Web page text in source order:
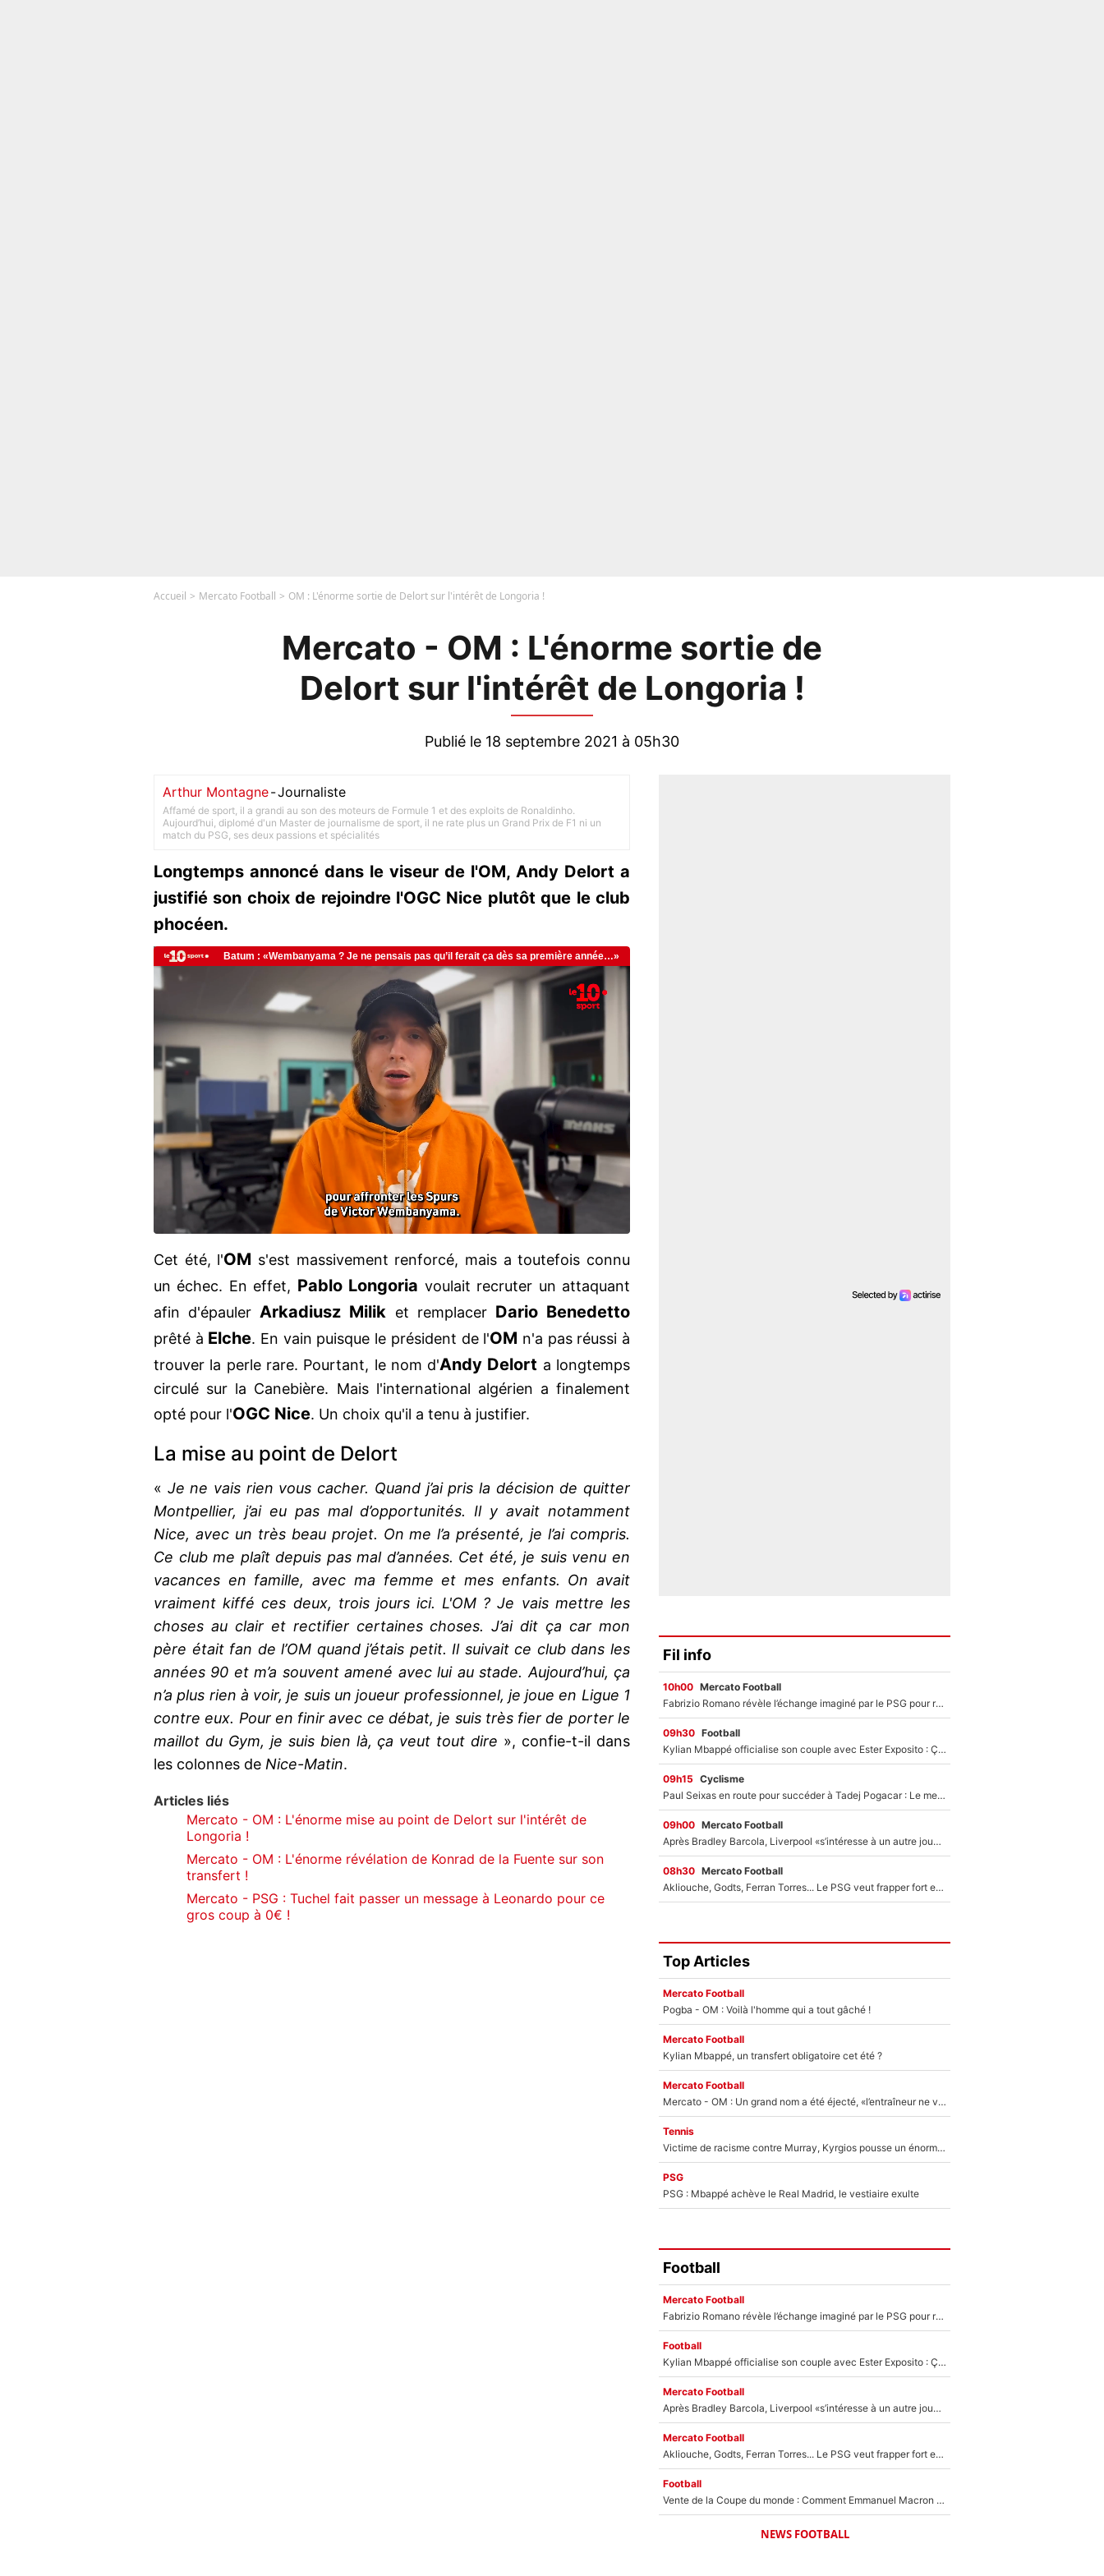
Accueil Mercato Football OM : L'énorme sortie de Delort sur l'intérêt de Longoria !
Mercato - OM : L'énorme sortie de
Delort sur l'intérêt de Longoria !
Publié le 18 septembre 2021 à 05h30
Arthur Montagne-Journaliste
Affamé de sport, il a grandi au son des moteurs de Formule 1 et des exploits de Ronaldinho.
Aujourd’hui, diplomé d'un Master de journalisme de sport, il ne rate plus un Grand Prix de F1 ni un
match du PSG, ses deux passions et spécialités
Longtemps annoncé dans le viseur de l'OM, Andy Delort a
justifié son choix de rejoindre l'OGC Nice plutôt que le club
phocéen.
Cet été, l'OM s'est massivement renforcé, mais a toutefois connu
un échec. En effet, Pablo Longoria voulait recruter un attaquant
afin d'épaulerArkadiusz Milik et remplacer Dario Benedetto
prêté à Elche. En vain puisque le président de l'OM n'a pas réussi à
trouver la perle rare. Pourtant, le nom d'Andy Delort a longtemps
circulé sur la Canebière. Mais l'international algérien a finalement
opté pour l'OGC Nice. Un choix qu'il a tenu à justifier.
La mise au point de Delort
« Je ne vais rien vous cacher. Quand j’ai pris la décision de quitter
Montpellier, j’ai eu pas mal d’opportunités. Il y avait notamment
Nice, avec un très beau projet. On me l’a présenté, je l’ai compris.
Ce club me plaît depuis pas mal d’années. Cet été, je suis venu en
vacances en famille, avec ma femme et mes enfants. On avait
vraiment kiffé ces deux, trois jours ici. L'OM ? Je vais mettre les
choses au clair et rectifier certaines choses. J’ai dit ça car mon
père était fan de l’OM quand j’étais petit. Il suivait ce club dans les
années 90 et m’a souvent amené avec lui au stade. Aujourd’hui, ça
n’a plus rien à voir, je suis un joueur professionnel, je joue en Ligue 1
contre eux. Pour en finir avec ce débat, je suis très fier de porter le
maillot du Gym, je suis bien là, ça veut tout dire », confie-t-il dans
les colonnes de Nice-Matin.
Articles liés
Mercato - OM : L'énorme mise au point de Delort sur l'intérêt de
Longoria !
Mercato - OM : L'énorme révélation de Konrad de la Fuente sur son
transfert !
Mercato - PSG : Tuchel fait passer un message à Leonardo pour ce
gros coup à 0€ !
Fil info
10h00 Mercato Football
Fabrizio Romano révèle l’échange imaginé par le PSG pour recruter Yan Diomandé : «L'accord a échoué car il a décidé de rejoindre le Real Madrid»
09h30 Football
Kylian Mbappé officialise son couple avec Ester Exposito : Ça fait réagir Achraf Hakimi et Ousmane Dembélé (et c’est drôle)
09h15 Cyclisme
Paul Seixas en route pour succéder à Tadej Pogacar : Le meilleur est annoncé pour l’avenir de la pépite française
09h00 Mercato Football
Après Bradley Barcola, Liverpool «s’intéresse à un autre joueur du PSG» : Fabrizio Romano donne le nom du Parisien qui pourrait le suivre chez les Reds !
08h30 Mercato Football
Akliouche, Godts, Ferran Torres... Le PSG veut frapper fort et prépare un mercato à plus de 190M€ pour régaler Luis Enrique cet été !
Top Articles
Mercato Football
Pogba - OM : Voilà l'homme qui a tout gâché !
Mercato Football
Kylian Mbappé, un transfert obligatoire cet été ?
Mercato Football
Mercato - OM : Un grand nom a été éjecté, «l’entraîneur ne voulait pas me conserver»
Tennis
Victime de racisme contre Murray, Kyrgios pousse un énorme coup de gueule !
PSG
PSG : Mbappé achève le Real Madrid, le vestiaire exulte
Football
Mercato Football
Fabrizio Romano révèle l’échange imaginé par le PSG pour recruter Yan Diomandé : «L'accord a échoué car il a décidé de rejoindre le Real Madrid»
Football
Kylian Mbappé officialise son couple avec Ester Exposito : Ça fait réagir Achraf Hakimi et Ousmane Dembélé (et c’est drôle)
Mercato Football
Après Bradley Barcola, Liverpool «s’intéresse à un autre joueur du PSG» : Fabrizio Romano donne le nom du Parisien qui pourrait le suivre chez les Reds !
Mercato Football
Akliouche, Godts, Ferran Torres... Le PSG veut frapper fort et prépare un mercato à plus de 190M€ pour régaler Luis Enrique cet été !
Football
Vente de la Coupe du monde : Comment Emmanuel Macron a incité le président de la FFF à s’opposer au projet de Gianni Infantino en pleine crise à la FIFA
NEWS FOOTBALL